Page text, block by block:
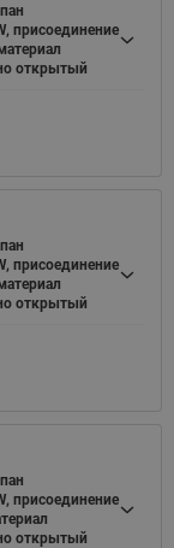
присоединение
открытый
присоединение
открытый
присоединение
открытый